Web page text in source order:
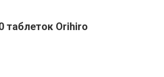
таблеток Orihiro